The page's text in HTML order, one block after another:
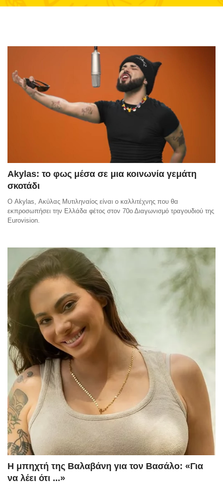
Akylas: το φως μέσα σε μια κοινωνία γεμάτη
σκοτάδι
Ο Akylas, Ακύλας Μυτιληναίος είναι ο καλλιτέχνης που θα
εκπροσωπήσει την Ελλάδα φέτος στον 70ο Διαγωνισμό τραγουδιού της
Eurovision.
Η μπηχτή της Βαλαβάνη για τον Βασάλο: «Για
να λέει ότι ...»